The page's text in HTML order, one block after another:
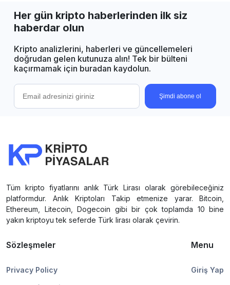
Her gün kripto haberlerinden ilk siz
haberdar olun
Kripto analizlerini, haberleri ve güncellemeleri
doğrudan gelen kutunuza alın! Tek bir bülteni
kaçırmamak için buradan kaydolun.
Şimdi abone ol
Tüm kripto fiyatlarını anlık Türk Lirası olarak görebileceğiniz
platformdur. Anlık Kriptoları Takip etmenize yarar. Bitcoin,
Ethereum, Litecoin, Dogecoin gibi bir çok toplamda 10 bine
yakın kriptoyu tek seferde Türk lirası olarak çevirin.
Sözleşmeler
Privacy Policy
Menu
Giriş Yap